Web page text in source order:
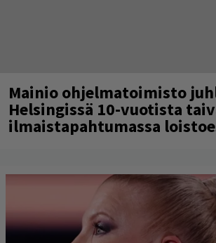
Mainio ohjelmatoimisto
Helsingissä 10-vuotista
ilmaistapahtumassa